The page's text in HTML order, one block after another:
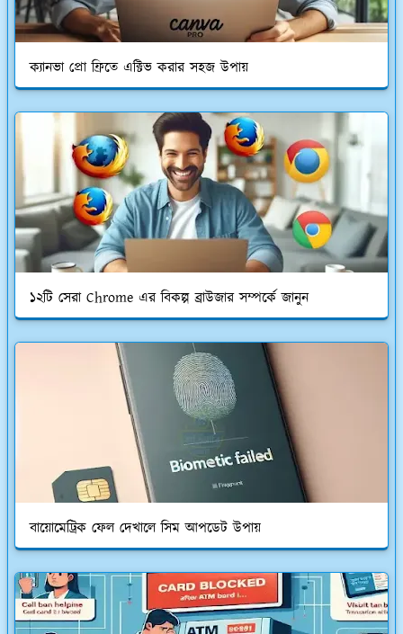
ক্যানভা প্রো ফ্রিতে এক্টিভ করার সহজ উপায়
১২টি সেরা Chrome এর বিকল্প ব্রাউজার সম্পর্কে জানুন
বায়োমেট্রিক ফেল দেখালে সিম আপডেট উপায়